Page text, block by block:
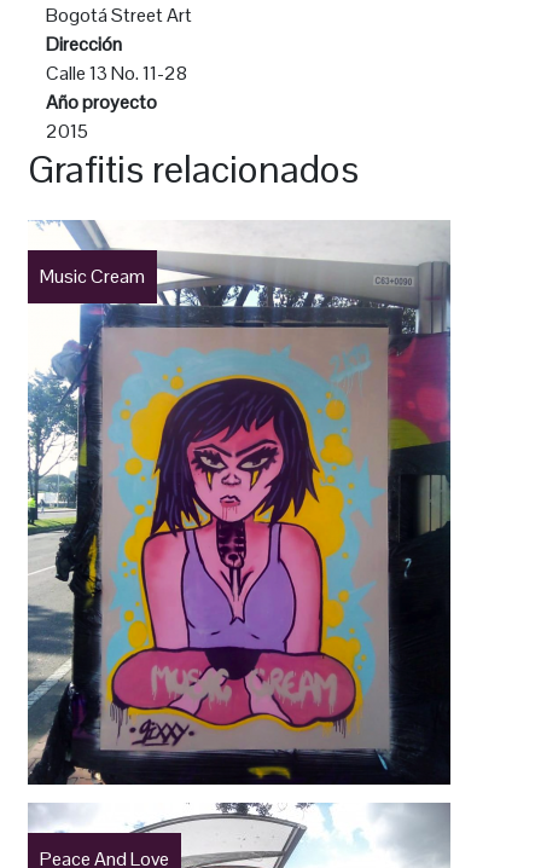
Bogotá Street Art
Dirección
Calle 13 No. 11-28
Año proyecto
2015
Grafitis relacionados
Music Cream
Peace And Love